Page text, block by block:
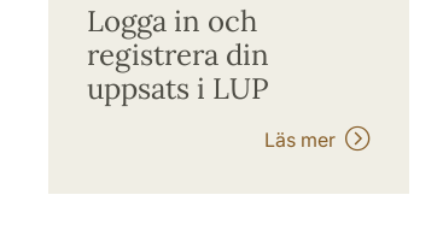
Logga in och
registrera din
uppsats i LUP
Läs mer